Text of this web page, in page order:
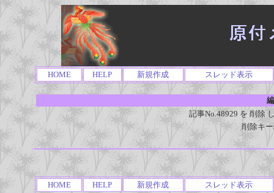
HOME HELP 新規作成 スレッド表示
記事No.48929 を 削除
削除キ
HOME HELP 新規作成 スレッド表示